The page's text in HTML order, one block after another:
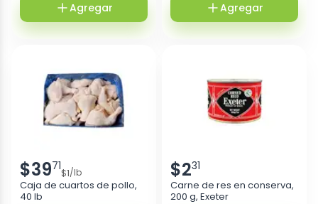
Agregar Agregar
$3971$1/lb
Caja de cuartos de pollo,
40 lb
$231
Carne de res en conserva,
200 g, Exeter